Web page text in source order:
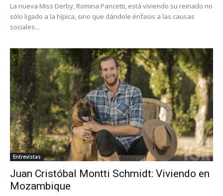
La nueva Miss Derby, Romina Pancetti, está viviendo su reinado no
sólo ligado a la hípica, sino que dándole énfasis a las causas
sociales...
Entrevistas
Juan Cristóbal Montti Schmidt: Viviendo en
Mozambique